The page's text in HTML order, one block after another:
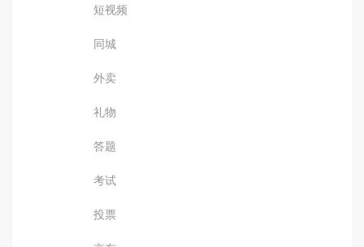
短视频
同城
外卖
礼物
答题
考试
投票